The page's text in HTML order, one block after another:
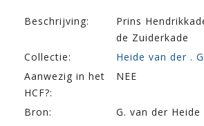
Beschrijving:
Prins
de Zuiderkade
Collectie:
Heide van der . G
Aanwezig in het
HCF?:
NEE
Bron:
G. van der Heide